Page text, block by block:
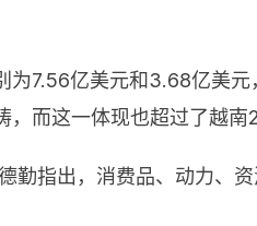
为7.56亿美元和3.68亿美
而这一体现也超过了越南
勤指出，消费品、动力、